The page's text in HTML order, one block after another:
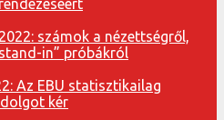
számok a nézettségről,
in” próbákról
Az EBU statisztikailag
kér